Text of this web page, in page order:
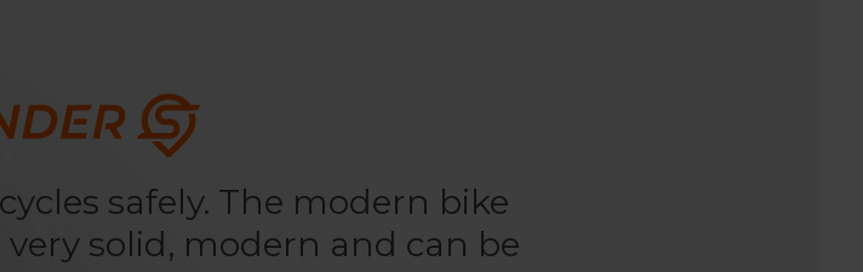
safely. The modern bike
solid, modern and can be